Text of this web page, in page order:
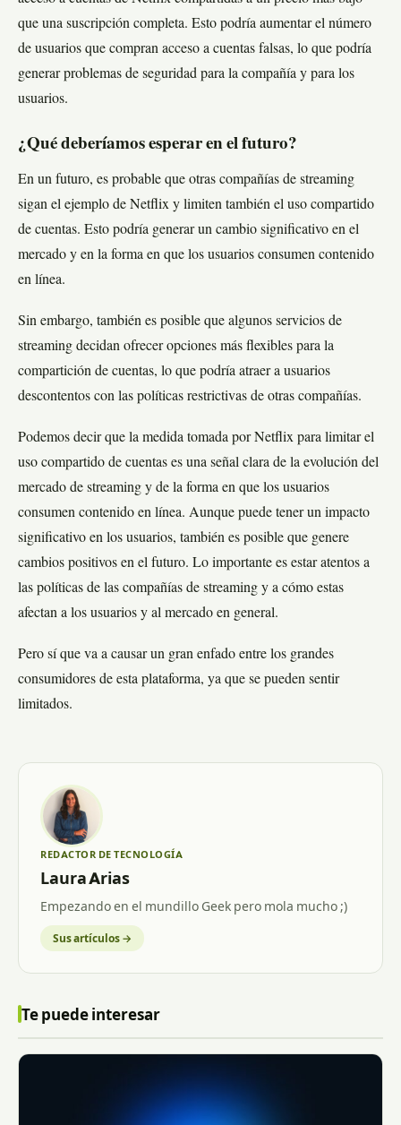
que una suscripción completa. Esto podría aumentar el número
de usuarios que compran acceso a cuentas falsas, lo que podría
generar problemas de seguridad para la compañía y para los
usuarios.
¿Qué deberíamos esperar en el futuro?
En un futuro, es probable que otras compañías de streaming
sigan el ejemplo de Netflix y limiten también el uso compartido
de cuentas. Esto podría generar un cambio significativo en el
mercado y en la forma en que los usuarios consumen contenido
en línea.
Sin embargo, también es posible que algunos servicios de
streaming decidan ofrecer opciones más flexibles para la
compartición de cuentas, lo que podría atraer a usuarios
descontentos con las políticas restrictivas de otras compañías.
Podemos decir que la medida tomada por Netflix para limitar el
uso compartido de cuentas es una señal clara de la evolución del
mercado de streaming y de la forma en que los usuarios
consumen contenido en línea. Aunque puede tener un impacto
significativo en los usuarios, también es posible que genere
cambios positivos en el futuro. Lo importante es estar atentos a
las políticas de las compañías de streaming y a cómo estas
afectan a los usuarios y al mercado en general.
Pero sí que va a causar un gran enfado entre los grandes
consumidores de esta plataforma, ya que se pueden sentir
limitados.
REDACTOR DE TECNOLOGÍA
Laura Arias
Empezando en el mundillo Geek pero mola mucho ;)
Sus artículos →
Te puede interesar